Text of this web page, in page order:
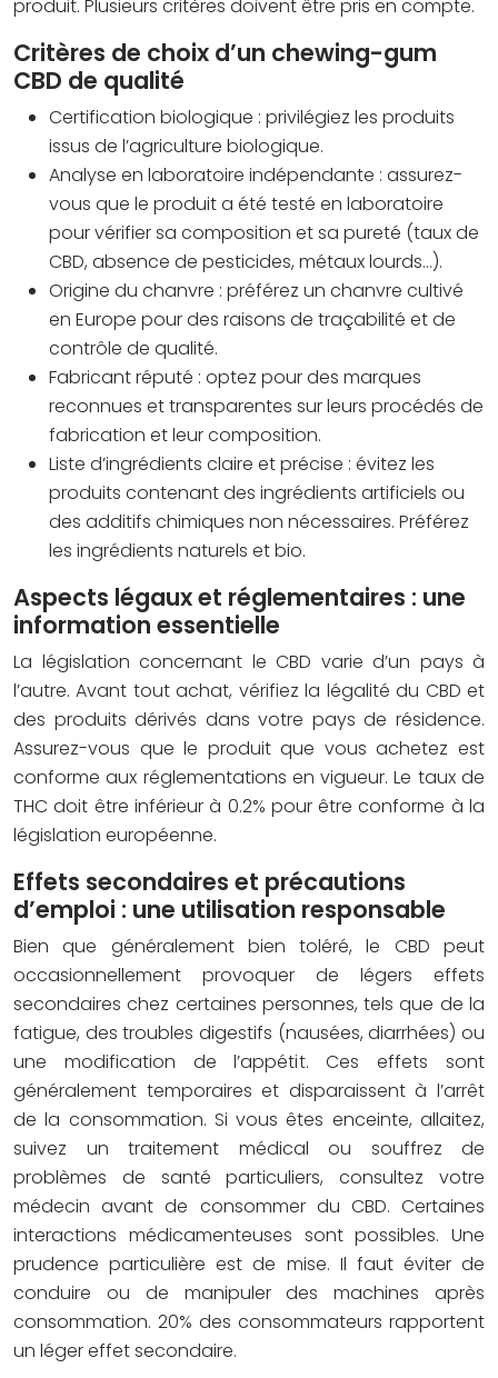
produit. Plusieurs critères doivent être pris en compte.
Critères de choix d’un chewing-gum
CBD de qualité
Certification biologique : privilégiez les produits
issus de l’agriculture biologique.
Analyse en laboratoire indépendante : assurez-
vous que le produit a été testé en laboratoire
pour vérifier sa composition et sa pureté (taux de
CBD, absence de pesticides, métaux lourds…).
Origine du chanvre : préférez un chanvre cultivé
en Europe pour des raisons de traçabilité et de
contrôle de qualité.
Fabricant réputé : optez pour des marques
reconnues et transparentes sur leurs procédés de
fabrication et leur composition.
Liste d’ingrédients claire et précise : évitez les
produits contenant des ingrédients artificiels ou
des additifs chimiques non nécessaires. Préférez
les ingrédients naturels et bio.
Aspects légaux et réglementaires : une
information essentielle
La législation concernant le CBD varie d’un pays à
l’autre. Avant tout achat, vérifiez la légalité du CBD et
des produits dérivés dans votre pays de résidence.
Assurez-vous que le produit que vous achetez est
conforme aux réglementations en vigueur. Le taux de
THC doit être inférieur à 0.2% pour être conforme à la
législation européenne.
Effets secondaires et précautions
d’emploi : une utilisation responsable
Bien que généralement bien toléré, le CBD peut
occasionnellement provoquer de légers effets
secondaires chez certaines personnes, tels que de la
fatigue, des troubles digestifs (nausées, diarrhées) ou
une modification de l’appétit. Ces effets sont
généralement temporaires et disparaissent à l’arrêt
de la consommation. Si vous êtes enceinte, allaitez,
suivez un traitement médical ou souffrez de
problèmes de santé particuliers, consultez votre
médecin avant de consommer du CBD. Certaines
interactions médicamenteuses sont possibles. Une
prudence particulière est de mise. Il faut éviter de
conduire ou de manipuler des machines après
consommation. 20% des consommateurs rapportent
un léger effet secondaire.